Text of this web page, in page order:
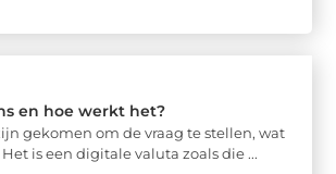
en hoe werkt het?
gekomen om de vraag te stellen, wat
is een digitale valuta zoals die ...